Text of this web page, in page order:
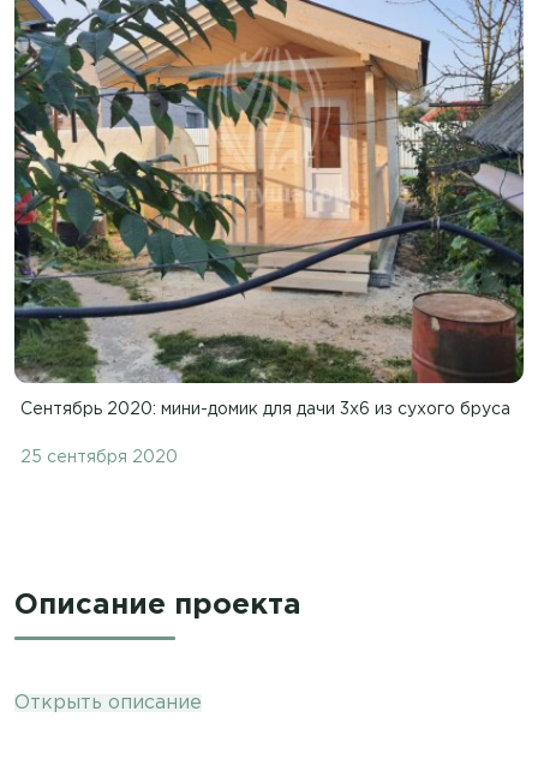
Сентябрь 2020: мини-домик для дачи 3х6 из сухого бруса
25 сентября 2020
Описание проекта
Открыть описание